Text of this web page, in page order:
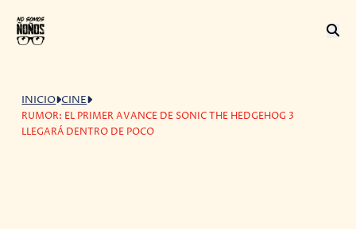
INICIO CINE
RUMOR: EL PRIMER AVANCE DE SONIC THE HEDGEHOG 3
LLEGARÁ DENTRO DE POCO